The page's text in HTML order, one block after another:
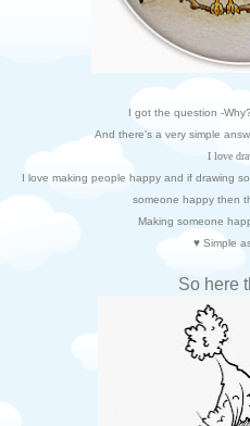
I got the question -
And there's a very simple
I love
I love making people happy and if drawing
someone happy then
Making someone
♥ Simple
So here